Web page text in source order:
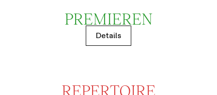
PREMIEREN
Details
REPERTOIRE